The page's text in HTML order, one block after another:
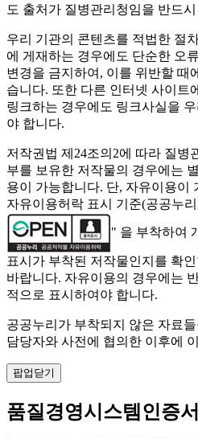
도 출처가 질병관리청임을 반드
우리 기관의 콘텐츠를 적법한 절
에 게재하는 경우에도 단순한 오
변경을 금지하여, 이를 위반할 때
습니다. 또한 다른 인터넷 사이트
링크하는 경우에도 링크사실을
야 합니다.
저작권법 제24조의2에 따라 질병
부를 보유한 저작물의 경우에는
용이 가능합니다. 단, 자유이용이
자유이용허락 표시 기준(공공누
" 을 부착하여
표시가 부착된 저작물인지를 확
바랍니다. 자유이용의 경우에는
적으로 표시하여야 합니다.
공공누리가 부착되지 않은 자료
담당자와 사전에 협의한 이후에
팝업닫기
품질경영시스템인증서